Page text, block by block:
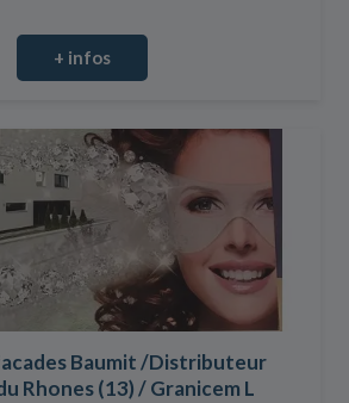
+ infos
Baumit /Distributeur
Rhones (13) / Granicem L